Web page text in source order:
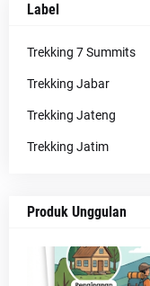
Label
Trekking 7 Summits
Trekking Jabar
Trekking Jateng
Trekking Jatim
Produk Unggulan